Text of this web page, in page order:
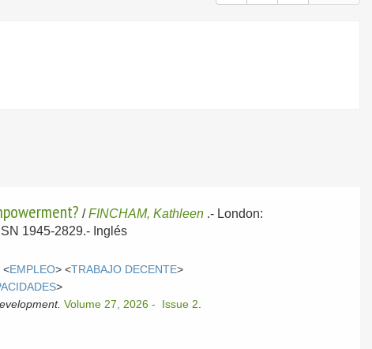
/FINCHAM, Kathleen .- London:
1945-2829.- Inglés
<EMPLEO> <TRABAJO DECENTE>
>
Volume 27, 2026 - Issue 2